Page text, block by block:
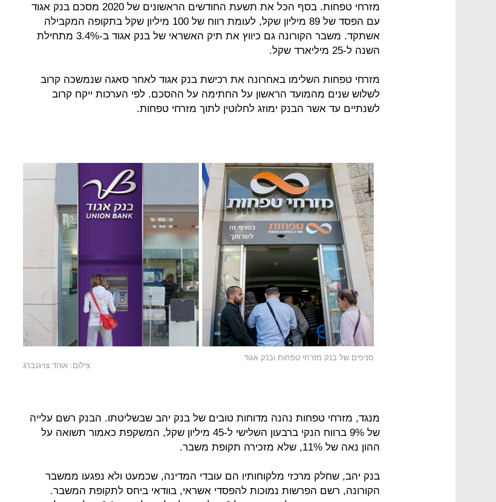
מזרחי טפחות. בסף הכל את תשעת החודשים הראשונים של 2020 מסכם בנק אגוד
עם הפסד של 89 מיליון שקל, לעומת רווח של 100 מיליון שקל בתקופה המקבילה
אשתקד. משבר הקורונה גם כיווץ את תיק האשראי של בנק אגוד ב-3.4% מתחילת
השנה ל-25 מיליארד שקל.
מזרחי טפחות השלימו באחרונה את רכישת בנק אגוד לאחר סאגה שנמשכה קרוב
לשלוש שנים מהמועד הראשון על החתימה על ההסכם. לפי הערכות ייקח קרוב
לשנתיים עד אשר הבנק ימוזג לחלוטין לתוך מזרחי טפחות.
סניפים של בנק מזרחי טפחות ובנק אגוד
צילום: אוהד צויגנברג
מנגד, מזרחי טפחות נהנה מדוחות טובים של בנק יהב שבשליטתו. הבנק רשם עלייה
של 9% ברווח הנקי ברבעון השלישי ל-45 מיליון שקל, המשקפת כאמור תשואה על
ההון נאה של 11%, שלא מזכירה תקופת משבר.
בנק יהב, שחלק מרכזי מלקוחותיו הם עובדי המדינה, שכמעט ולא נפגעו ממשבר
הקורונה, רשם הפרשות נמוכות להפסדי אשראי, בוודאי ביחס לתקופת המשבר.